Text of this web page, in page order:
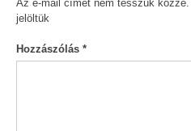
Az e-mail címet nem tesszük közzé.
jelöltük
Hozzászólás *